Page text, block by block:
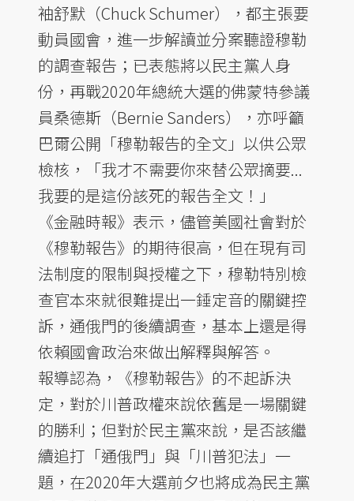
袖舒默（Chuck Schumer），都主張要
動員國會，進一步解讀並分案聽證穆勒
的調查報告；已表態將以民主黨人身
份，再戰2020年總統大選的佛蒙特參議
員桑德斯（Bernie Sanders），亦呼籲
巴爾公開「穆勒報告的全文」以供公眾
檢核，「我才不需要你來替公眾摘要...
我要的是這份該死的報告全文！」
《金融時報》表示，儘管美國社會對於
《穆勒報告》的期待很高，但在現有司
法制度的限制與授權之下，穆勒特別檢
查官本來就很難提出一錘定音的關鍵控
訴，通俄門的後續調查，基本上還是得
依賴國會政治來做出解釋與解答。
報導認為，《穆勒報告》的不起訴決
定，對於川普政權來說依舊是一場關鍵
的勝利；但對於民主黨來說，是否該繼
續追打「通俄門」與「川普犯法」一
題，在2020年大選前夕也將成為民主黨